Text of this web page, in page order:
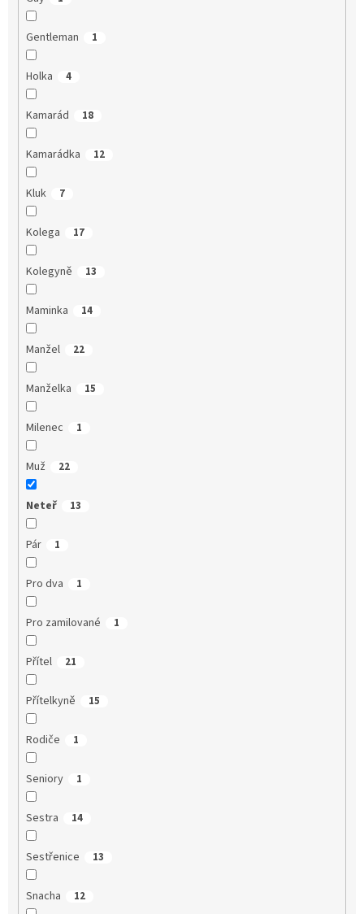
Gentleman 1
Holka 4
Kamarád 18
Kamarádka 12
Kluk 7
Kolega 17
Kolegyně 13
Maminka 14
Manžel 22
Manželka 15
Milenec 1
Muž 22
Neteř 13
Pár 1
Pro dva 1
Pro zamilované 1
Přítel 21
Přítelkyně 15
Rodiče 1
Seniory 1
Sestra 14
Sestřenice 13
Snacha 12